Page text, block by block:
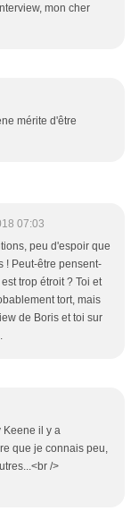
mon cher
mérite d'être
07:03
peu d'espoir que
! Peut-être pensent-
trop étroit ? Toi et
tort, mais
de Boris et toi sur
Keene il y a
que je connais peu,
/>